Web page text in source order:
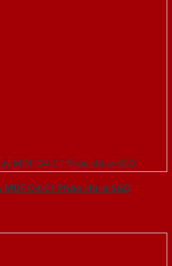
O4-C1 Phào chi-a-SGD